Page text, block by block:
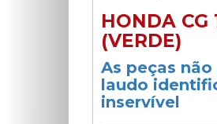
HONDA CG
(VERDE)
As peças
laudo
inservível